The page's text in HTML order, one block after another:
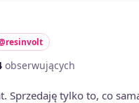
obserwujących
Sprzedaję tylko to, co